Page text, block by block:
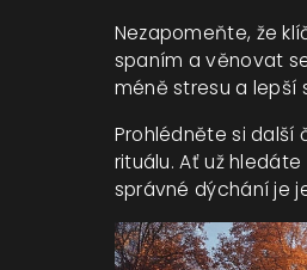
Nezapomeňte, že
spaním a věnovat
méně stresu a lepší
Prohlédněte si
rituálu. Ať už
správné dýchání je